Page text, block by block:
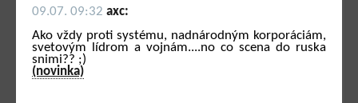
09.07. 09:32 axc:
Ako vždy proti systému, nadnárodným korporáciám,
svetovým lídrom a vojnám....no co scena do ruska
snimi?? ;)
(novinka)